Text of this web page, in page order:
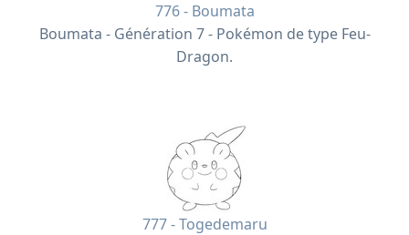
776 - Boumata
Boumata - Génération 7 - Pokémon de type Feu-
Dragon.
777 - Togedemaru